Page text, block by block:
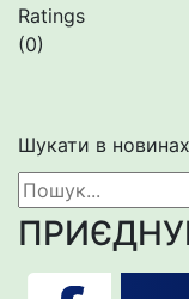
Ratings
(0)
Шукати в новинах